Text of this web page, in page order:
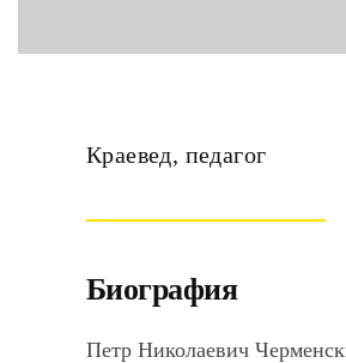
Краевед, педагог
Биография
Петр Николаевич